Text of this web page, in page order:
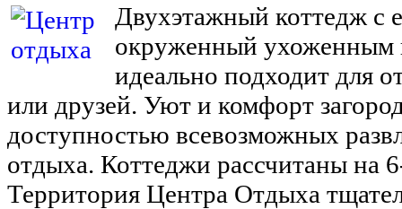
Двухэтажный коттедж с
окруженный ухоженным
идеально подходит для
или друзей. Уют и комфорт
доступностью всевозможных
отдыха. Коттеджи рассчитаны на
Территория Центра Отдыха